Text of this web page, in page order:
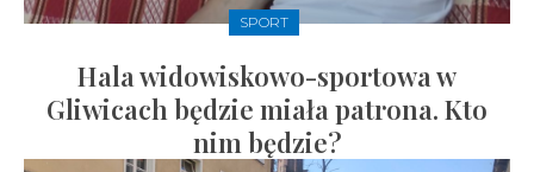
SPORT
Hala widowiskowo-sportowa w
Gliwicach będzie miała patrona. Kto
nim będzie?